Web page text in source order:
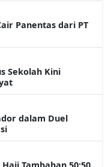
Panentas dari PT
Sekolah Kini
dalam Duel